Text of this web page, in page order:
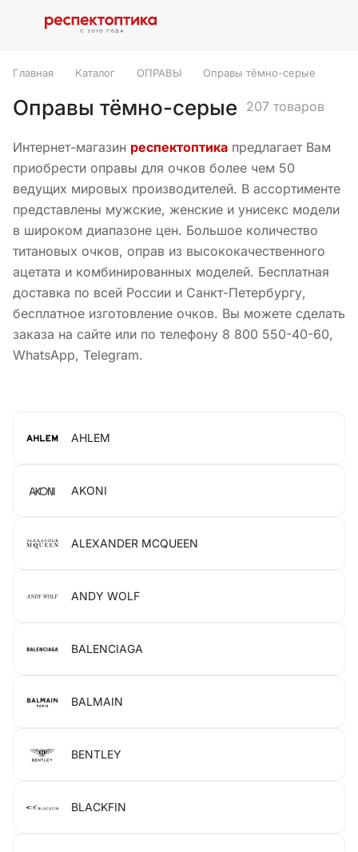
Главная Каталог ОПРАВЫ Оправы тёмно-серые
Оправы тёмно-серые 207 товаров
Интернет-магазин респектоптика предлагает Вам
приобрести оправы для очков более чем 50
ведущих мировых производителей. В ассортименте
представлены мужские, женские и унисекс модели
в широком диапазоне цен. Большое количество
титановых очков, оправ из высококачественного
ацетата и комбинированных моделей. Бесплатная
доставка по всей России и Санкт-Петербургу,
бесплатное изготовление очков. Вы можете сделать
заказа на сайте или по телефону 8 800 550-40-60,
WhatsApp, Telegram.
AHLEM
AKONI
ALEXANDER MCQUEEN
ANDY WOLF
BALENCIAGA
BALMAIN
BENTLEY
BLACKFIN